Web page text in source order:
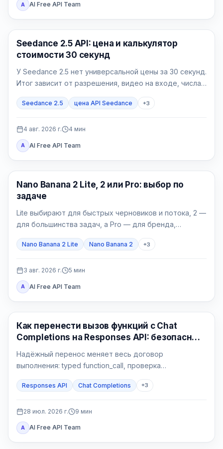
A AI Free API Team
Генерация AI-видео
Seedance 2.5 API: цена и калькулятор
стоимости 30 секунд
У Seedance 2.5 нет универсальной цены за 30 секунд.
Итог зависит от разрешения, видео на входе, числа
Seedance 2.5 цена API Seedance +3
4 авг. 2026 г. 4 мин
A AI Free API Team
Модели генерации изображений
Nano Banana 2 Lite, 2 или Pro: выбор по
задаче
Lite выбирают для быстрых черновиков и потока, 2 —
для большинства задач, а Pro — для бренда,
Nano Banana 2 Lite Nano Banana 2 +3
3 авг. 2026 г. 5 мин
A AI Free API Team
API Гайды
Как перенести вызов функций с Chat
Completions на Responses API: безопасный
Надёжный перенос меняет весь договор
выполнения: typed function_call, проверка
function_call_output с тем же call_id и проверяемый
Responses API Chat Completions +3
28 июл. 2026 г. 9 мин
A AI Free API Team